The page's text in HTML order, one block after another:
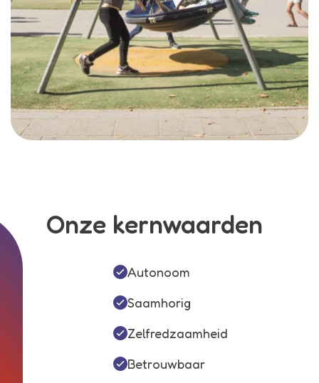
Onze kernwaarden
Autonoom
Saamhorig
Zelfredzaamheid
Betrouwbaar